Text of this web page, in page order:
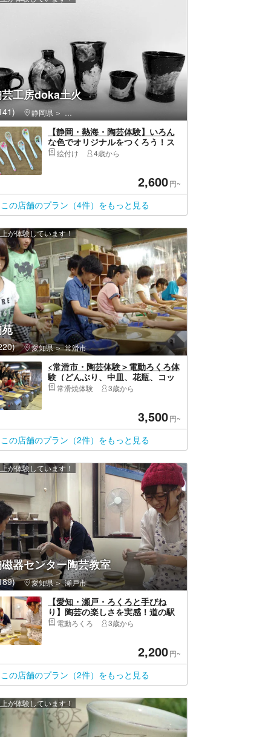
工房doka土火
静岡県 熱海市・初島・南熱海・多賀・網代
【静岡・熱海・陶芸体験】いろん
な色でオリジナルをつくろう！ス
プーン絵付けコース
絵付け 4歳から
2,600円~
この店舗のプラン（4件）をもっと見る
愛知県 常滑市
が体験しています！
<常滑市・陶芸体験＞電動ろくろ体
験（どんぶり、中皿、花瓶、コッ
プなど作れます）初めての方でも
常滑焼体験 3歳から
3,500円~
この店舗のプラン（2件）をもっと見る
器センター陶芸教室
愛知県 瀬戸市
が体験しています！
【愛知・瀬戸・ろくろと手びね
り】陶芸の楽しさを実感！道の駅
「瀬戸しなの」敷地内！ろくろも
電動ろくろ 3歳から
2,200円~
この店舗のプラン（2件）をもっと見る
が体験しています！